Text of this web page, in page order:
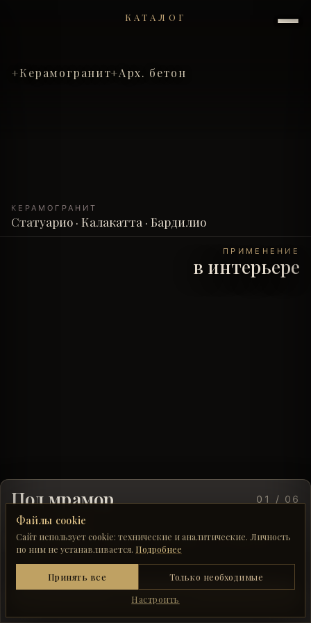
КЕРАМОГРАНИТ
Статуарио · Калакатта · Бардилио
ПРИМЕНЕНИЕ
в интерьере
Под мрамор 01 / 06
Войти в подбор
КЕРАМОГРАНИТ
В ИНТЕРЬЕРЕ ЛОББИ РЕСТОРАН В САНУЗЛЕ
ПОЛ
Керамогранит Арх. бетон
КАТАЛОГ
Файлы cookie
Сайт использует cookie: технические и аналитические. Личность
по ним не устанавливается. Подробнее
Работа каталога, конфигуратора и панелей. Без
них часть страниц сломается.
Принять все
Только необходимые
Настроить